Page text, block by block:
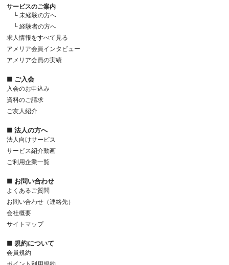
サービスのご案内
└ 未経験の方へ
└ 経験者の方へ
求人情報をすべて見る
アメリア会員インタビュー
アメリア会員の実績
■ ご入会
入会のお申込み
資料のご請求
ご友人紹介
■ 法人の方へ
法人向けサービス
サービス紹介動画
ご利用企業一覧
■ お問い合わせ
よくあるご質問
お問い合わせ（連絡先）
会社概要
サイトマップ
■ 規約について
会員規約